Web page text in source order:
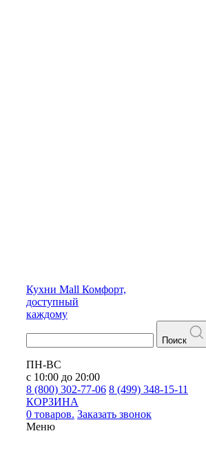
Кухни Mall Комфорт,
доступный
каждому
Поиск
ПН-ВС
с 10:00 до 20:00
8 (800) 302-77-06 8 (499) 348-15-11
КОРЗИНА
0 товаров. Заказать звонок
Меню